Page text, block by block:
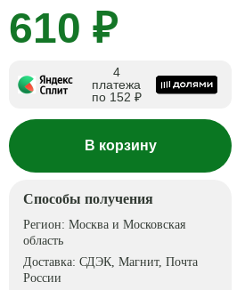
610 ₽
4
платежа
по 152 ₽
В корзину
Способы получения
Регион:Москва и Московская
область
Доставка:СДЭК, Магнит, Почта
России